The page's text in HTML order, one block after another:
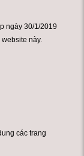
ngày 30/1/2019
này.
các trang